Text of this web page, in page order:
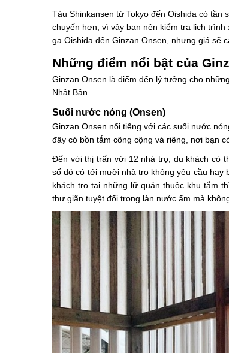
Tàu Shinkansen từ Tokyo đến Oishida có
chuyến hơn, vì vậy bạn nên kiểm tra lịch
ga Oishida đến Ginzan Onsen, nhưng giá sẽ
Những điểm nổi bật của
Ginzan Onsen là điểm đến lý tưởng cho
Nhật Bản.
Suối nước nóng (Onsen)
Ginzan Onsen nổi tiếng với các suối nước
đây có bồn tắm công cộng và riêng, nơi bạn
Đến với thị trấn với 12 nhà trọ, du khách có
số đó có tới mười nhà trọ không yêu cầu hay
khách trọ tại những lữ quán thuộc khu tắm
thư giãn tuyệt đối trong làn nước ấm mà